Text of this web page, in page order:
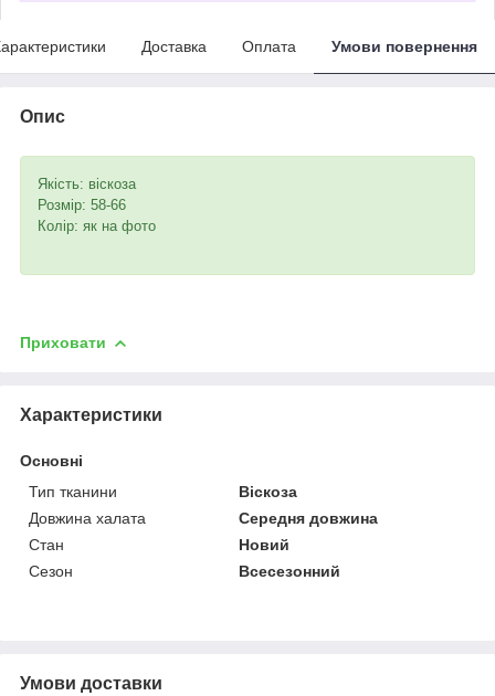
Доставка Оплата Умови повернення
Опис
Якість: віскоза
Розмір: 58-66
Колір: як на фото
Приховати
Характеристики
Основні
Тип тканини
Віскоза
Довжина халата
Середня довжина
Стан
Новий
Сезон
Всесезонний
Умови доставки